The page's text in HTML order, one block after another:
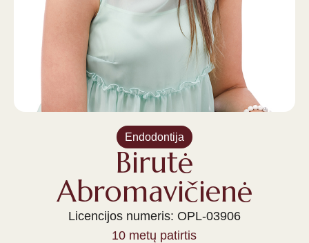
Endodontija
Birutė
Abromavičienė
Licencijos numeris: OPL-03906
10 metų patirtis